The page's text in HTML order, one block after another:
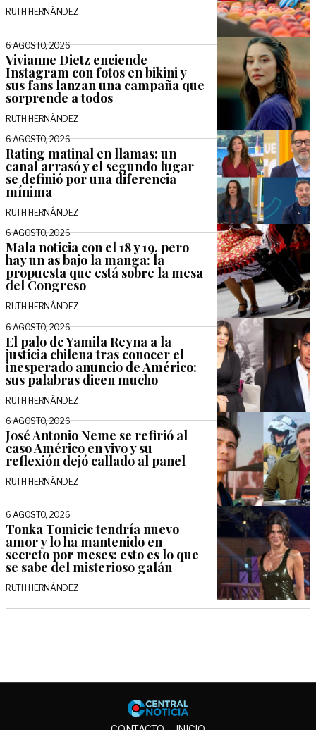
RUTH HERNÁNDEZ
6 AGOSTO, 2026
Vivianne Dietz enciende
Instagram con fotos en bikini y
sus fans lanzan una campaña que
sorprende a todos
RUTH HERNÁNDEZ
6 AGOSTO, 2026
Rating matinal en llamas: un
canal arrasó y el segundo lugar
se definió por una diferencia
mínima
RUTH HERNÁNDEZ
6 AGOSTO, 2026
Mala noticia con el 18 y 19, pero
hay un as bajo la manga: la
propuesta que está sobre la mesa
del Congreso
RUTH HERNÁNDEZ
6 AGOSTO, 2026
El palo de Yamila Reyna a la
justicia chilena tras conocer el
inesperado anuncio de Américo:
sus palabras dicen mucho
RUTH HERNÁNDEZ
6 AGOSTO, 2026
José Antonio Neme se refirió al
caso Américo en vivo y su
reflexión dejó callado al panel
RUTH HERNÁNDEZ
6 AGOSTO, 2026
Tonka Tomicic tendría nuevo
amor y lo ha mantenido en
secreto por meses: esto es lo que
se sabe del misterioso galán
RUTH HERNÁNDEZ
Central